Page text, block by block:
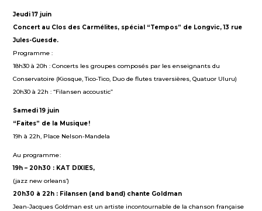
Jeudi 17 juin
Concert au Clos des Carmélites, spécial “Tempos” de Longvic, 13 rue
Jules-Guesde.
Programme :
18h30 à 20h : Concerts les groupes composés par les enseignants du
Conservatoire (Kiosque, Tico-Tico, Duo de flutes traversières, Quatuor Uluru)
20h30 à 22h : “Filansen accoustic”
Samedi 19 juin
“Faites” de la Musique !
19h à 22h, Place Nelson-Mandela
Au programme :
19h – 20h30 : KAT DIXIES,
(jazz new orleans’)
20h30 à 22h : Filansen (and band) chante Goldman
Jean-Jacques Goldman est un artiste incontournable de la chanson française